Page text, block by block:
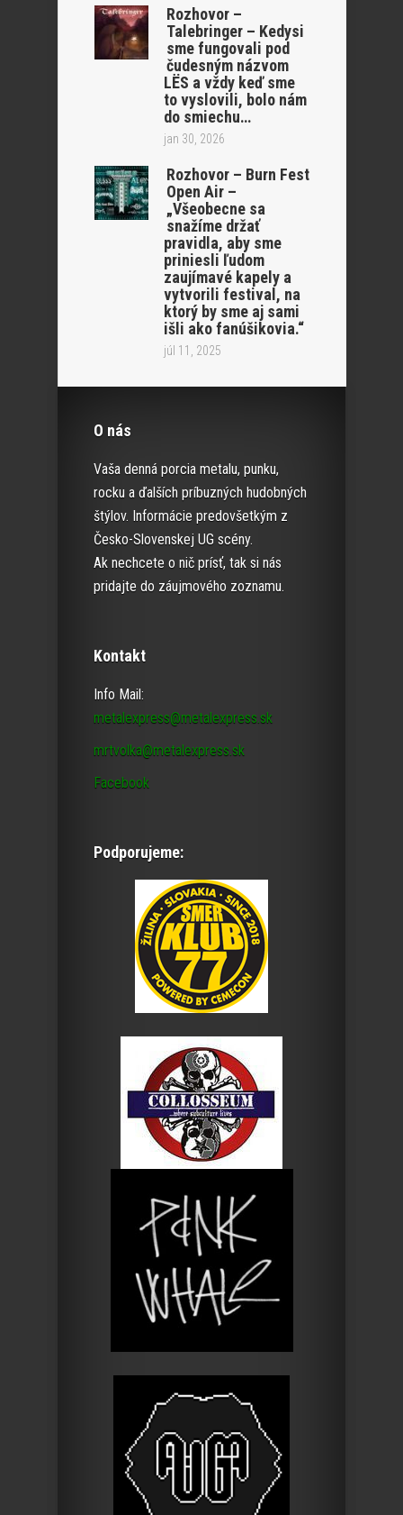
Rozhovor –
Talebringer – Kedysi
sme fungovali pod
čudesným názvom
LËS a vždy keď sme
to vyslovili, bolo nám
do smiechu…
jan 30, 2026
Rozhovor – Burn Fest
Open Air –
„Všeobecne sa
snažíme držať
pravidla, aby sme
priniesli ľudom
zaujímavé kapely a
vytvorili festival, na
ktorý by sme aj sami
išli ako fanúšikovia.“
júl 11, 2025
O nás
Vaša denná porcia metalu, punku,
rocku a ďalších príbuzných hudobných
štýlov. Informácie predovšetkým z
Česko-Slovenskej UG scény.
Ak nechcete o nič prísť, tak si nás
pridajte do záujmového zoznamu.
Kontakt
Info Mail:
metalexpress@metalexpress.sk
mrtvolka@metalexpress.sk
Facebook
Podporujeme: